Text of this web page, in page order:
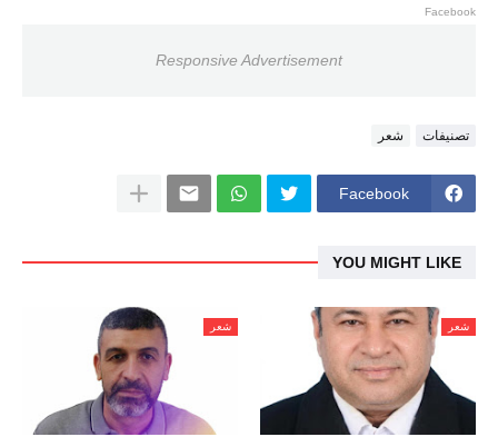
Facebook
Responsive Advertisement
تصنيفات شعر
Facebook
YOU MIGHT LIKE
شعر شعر